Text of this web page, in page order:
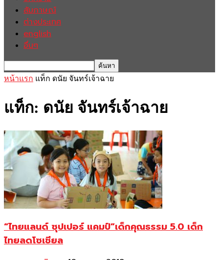
สัมภาษณ์
ต่างประเทศ
english
อื่นๆ
หน้าแรก แท็ก ดนัย จันทร์เจ้าฉาย
แท็ก: ดนัย จันทร์เจ้าฉาย
“ไทยแลนด์ ซุปเปอร์ แคมป์”เด็กคุณธรรม 5.0 เด็ก
ไทยลดโซเชียล